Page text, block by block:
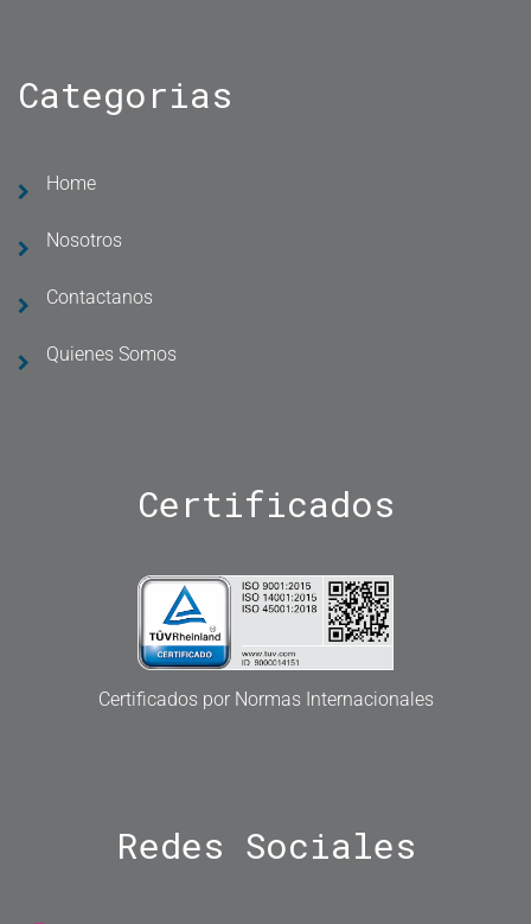
Categorias
Home
Nosotros
Contactanos
Quienes Somos
Certificados
Certificados por Normas Internacionales
Redes Sociales